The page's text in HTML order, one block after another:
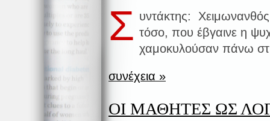
Σ υντάκτης:
τόσο, που έβγαινε η
χαμοκυλούσαν πάνω
συνέχεια »
ΟΙ ΜΑΘΗΤΕΣ ΩΣ